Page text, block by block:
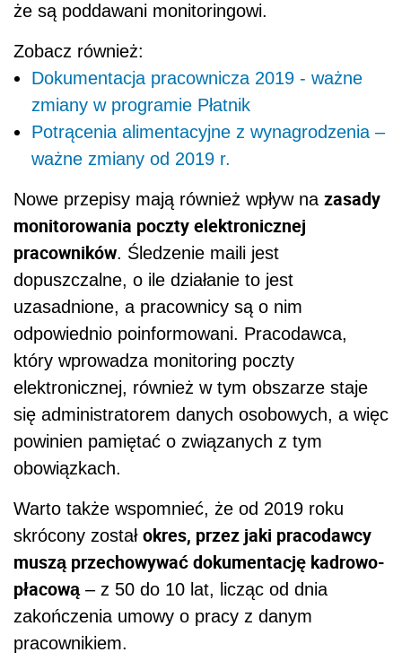
że są poddawani monitoringowi.
Zobacz również:
Dokumentacja pracownicza 2019 - ważne
zmiany w programie Płatnik
Potrącenia alimentacyjne z wynagrodzenia –
ważne zmiany od 2019 r.
Nowe przepisy mają również wpływ na zasady
monitorowania poczty elektronicznej
pracowników. Śledzenie maili jest
dopuszczalne, o ile działanie to jest
uzasadnione, a pracownicy są o nim
odpowiednio poinformowani. Pracodawca,
który wprowadza monitoring poczty
elektronicznej, również w tym obszarze staje
się administratorem danych osobowych, a więc
powinien pamiętać o związanych z tym
obowiązkach.
Warto także wspomnieć, że od 2019 roku
skrócony został okres, przez jaki pracodawcy
muszą przechowywać dokumentację kadrowo-
płacową– z 50 do 10 lat, licząc od dnia
zakończenia umowy o pracy z danym
pracownikiem.